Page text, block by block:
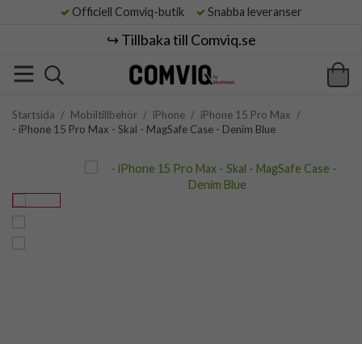
Officiell Comviq-butik Snabba leveranser
↪️ Tillbaka till Comviq.se
Startsida / Mobiltillbehör / iPhone / iPhone 15 Pro Max /
- iPhone 15 Pro Max - Skal - MagSafe Case - Denim Blue